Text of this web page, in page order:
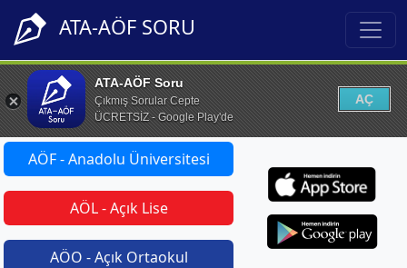
ATA-AÖF SORU
ATA-AÖF Soru
Çıkmış Sorular Cepte
ÜCRETSİZ - Google Play'de
AÇ
AÖF - Anadolu Üniversitesi
AÖL - Açık Lise
AÖO - Açık Ortaokul